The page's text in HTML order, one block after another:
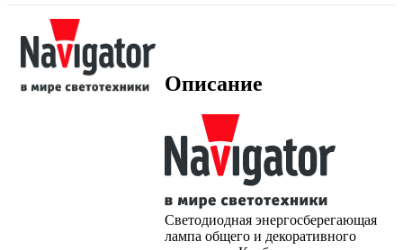
Описание
Светодиодная энергосберегающая
лампа общего и декоративного